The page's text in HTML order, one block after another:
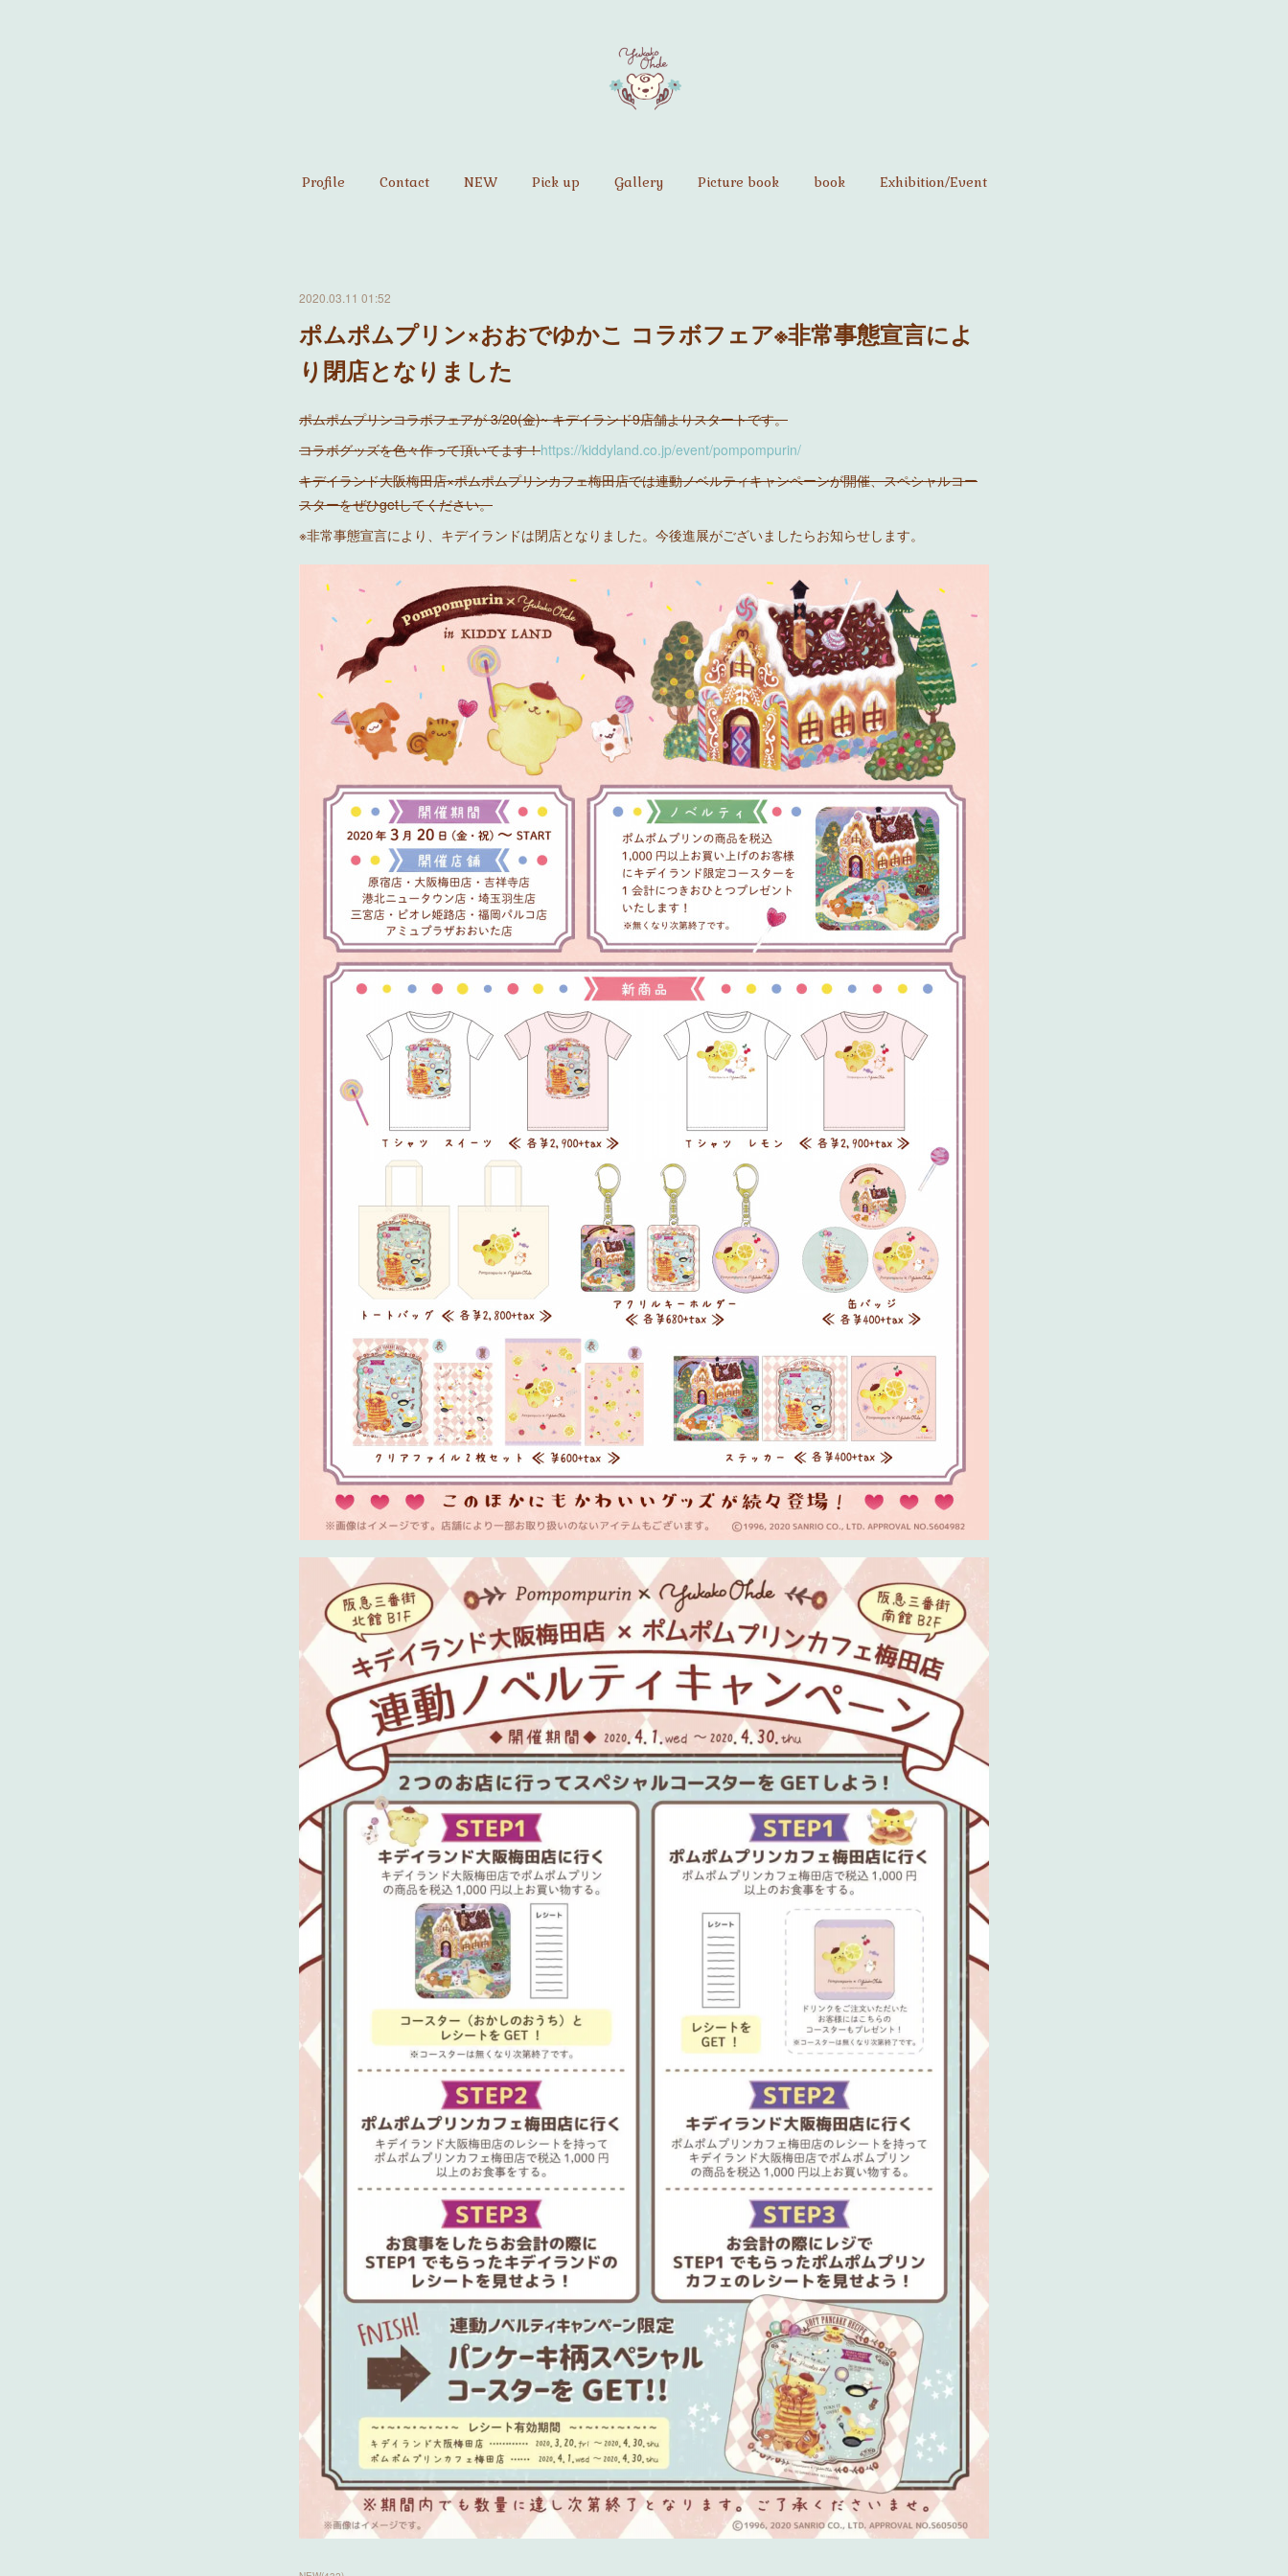
Profile Contact NEW Pick up Gallery Picture book book Exhibition/Event
2020.03.11 01:52
ポムポムプリン×おおでゆかこ コラボフェア※非常事態宣言によ
り閉店となりました
ポムポムプリンコラボフェアが 3/20(金)~ キデイランド9店舗よりスタートです。
コラボグッズを色々作って頂いてます！https://kiddyland.co.jp/event/pompompurin/
キデイランド大阪梅田店×ポムポムプリンカフェ梅田店では連動ノベルティキャンペーンが開催、スペシャルコー
スターをぜひgetしてください。
※非常事態宣言により、キデイランドは閉店となりました。今後進展がございましたらお知らせします。